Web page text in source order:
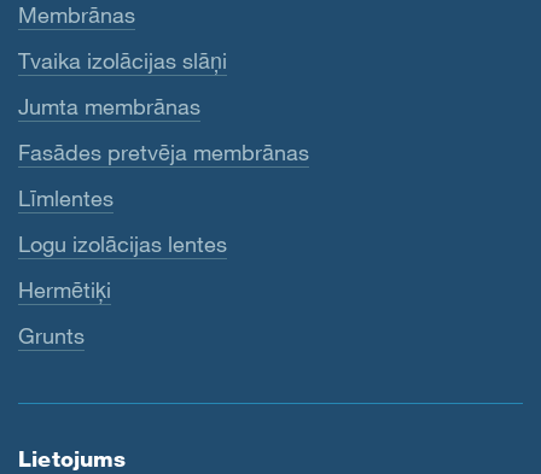
Membrānas
Tvaika izolācijas slāņi
Jumta membrānas
Fasādes pretvēja membrānas
Līmlentes
Logu izolācijas lentes
Hermētiķi
Grunts
Lietojums